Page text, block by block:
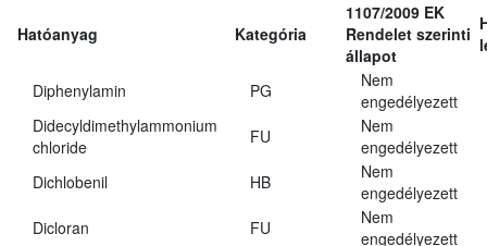
Hatóanyag Kategória
1107/2009 EK
Rendelet szerinti
állapot
Diphenylamin PG
Nem
engedélyezett
Didecyldimethylammonium
chloride
FU
Nem
engedélyezett
Dichlobenil
HB
Nem
engedélyezett
Dicloran
FU
Nem
engedélyezett